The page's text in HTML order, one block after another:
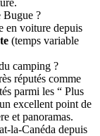
Bugue ?
en voiture depuis
(temps variable
camping ?
réputés comme
parmi les “ Plus
excellent point de
et panoramas.
la-Canéda depuis